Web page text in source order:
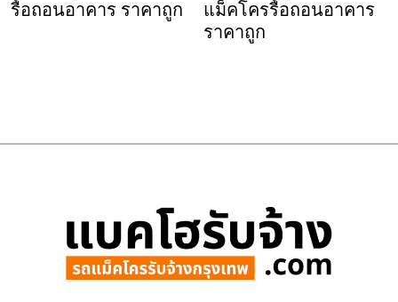
รื้อถอนอาคาร ราคาถูก
แม็คโครรื้อถอนอาคาร
ราคาถูก